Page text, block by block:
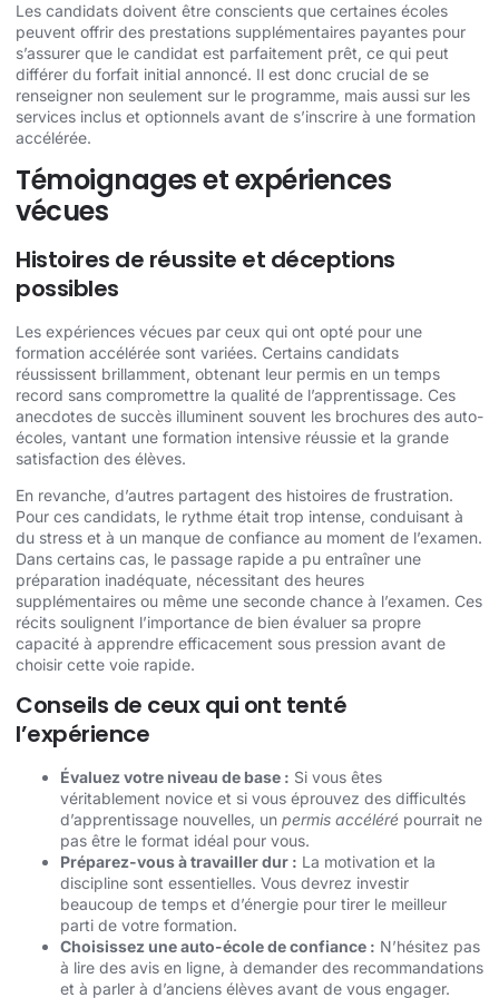
Les candidats doivent être conscients que certaines écoles
peuvent offrir des prestations supplémentaires payantes pour
s’assurer que le candidat est parfaitement prêt, ce qui peut
différer du forfait initial annoncé. Il est donc crucial de se
renseigner non seulement sur le programme, mais aussi sur les
services inclus et optionnels avant de s’inscrire à une formation
accélérée.
Témoignages et expériences
vécues
Histoires de réussite et déceptions
possibles
Les expériences vécues par ceux qui ont opté pour une
formation accélérée sont variées. Certains candidats
réussissent brillamment, obtenant leur permis en un temps
record sans compromettre la qualité de l’apprentissage. Ces
anecdotes de succès illuminent souvent les brochures des auto-
écoles, vantant une formation intensive réussie et la grande
satisfaction des élèves.
En revanche, d’autres partagent des histoires de frustration.
Pour ces candidats, le rythme était trop intense, conduisant à
du stress et à un manque de confiance au moment de l’examen.
Dans certains cas, le passage rapide a pu entraîner une
préparation inadéquate, nécessitant des heures
supplémentaires ou même une seconde chance à l’examen. Ces
récits soulignent l’importance de bien évaluer sa propre
capacité à apprendre efficacement sous pression avant de
choisir cette voie rapide.
Conseils de ceux qui ont tenté
l’expérience
Évaluez votre niveau de base : Si vous êtes
véritablement novice et si vous éprouvez des difficultés
d’apprentissage nouvelles, un permis accéléré pourrait ne
pas être le format idéal pour vous.
Préparez-vous à travailler dur : La motivation et la
discipline sont essentielles. Vous devrez investir
beaucoup de temps et d’énergie pour tirer le meilleur
parti de votre formation.
Choisissez une auto-école de confiance : N’hésitez pas
à lire des avis en ligne, à demander des recommandations
et à parler à d’anciens élèves avant de vous engager.